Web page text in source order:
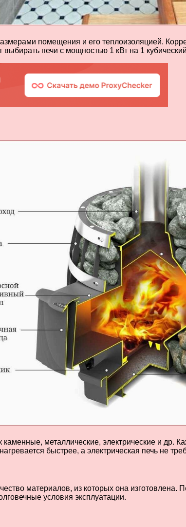
помещения и его теплоизоляцией.
печи с мощностью 1 кВт на 1
металлические, электрические и
быстрее, а электрическая печь не
материалов, из которых она
условия эксплуатации.